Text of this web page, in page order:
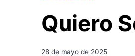
Quiero
28 de mayo de 2025